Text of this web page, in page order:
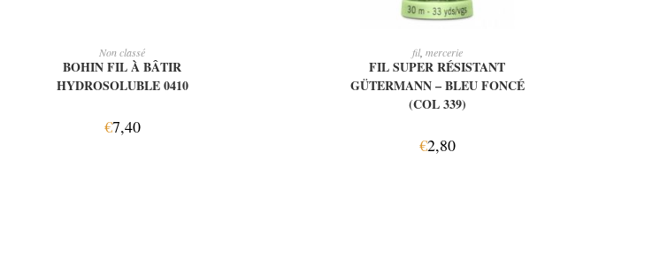
AJOUTER AU PANIER
Non classé
BOHIN FIL À BÂTIR
HYDROSOLUBLE 0410
€7,40
AJOUTER AU PANIER
fil, mercerie
FIL SUPER RÉSISTANT
GÜTERMANN – BLEU FONCÉ
(COL 339)
€2,80